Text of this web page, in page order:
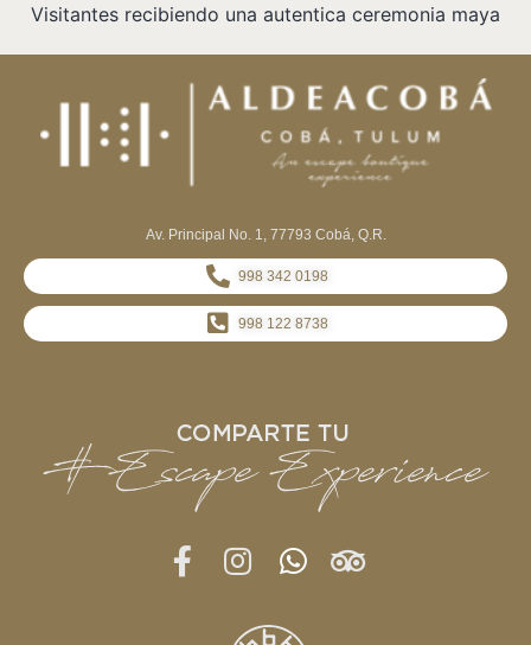
Visitantes recibiendo una autentica ceremonia maya
Av. Principal No. 1, 77793 Cobá, Q.R.
998 342 0198
998 122 8738